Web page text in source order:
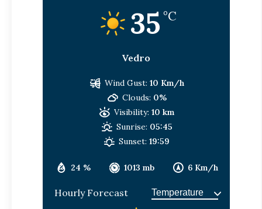
35 °C
Vedro
24 % 1013 mb 6 Km/h
Wind Gust: 10 Km/h
Clouds: 0%
Visibility: 10 km
Sunrise: 05:45
Sunset: 19:59
Hourly Forecast